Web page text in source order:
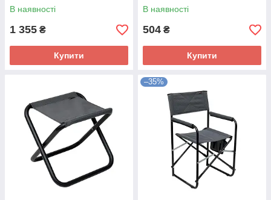
В наявності
1 355 ₴
Купити
В наявності
504 ₴
Купити
–35%